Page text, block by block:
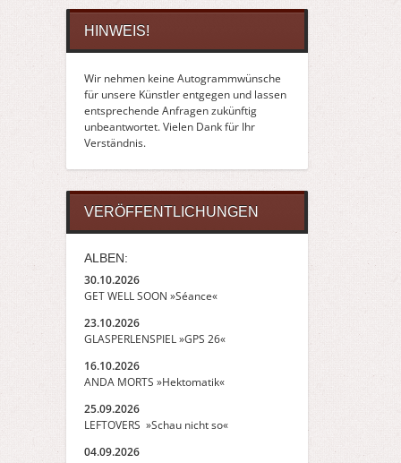
HINWEIS!
Wir nehmen keine Autogrammwünsche
für unsere Künstler entgegen und lassen
entsprechende Anfragen zukünftig
unbeantwortet. Vielen Dank für Ihr
Verständnis.
VERÖFFENTLICHUNGEN
ALBEN:
30.10.2026
GET WELL SOON »Séance«
23.10.2026
GLASPERLENSPIEL »GPS 26«
16.10.2026
ANDA MORTS »Hektomatik«
25.09.2026
LEFTOVERS »Schau nicht so«
04.09.2026